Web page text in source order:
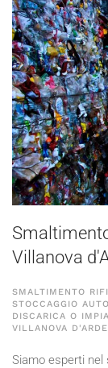
Villanova
SMALTIMENTO
STOCCAGGIO
DISCARICA O
VILLANOVA
Siamo esperti